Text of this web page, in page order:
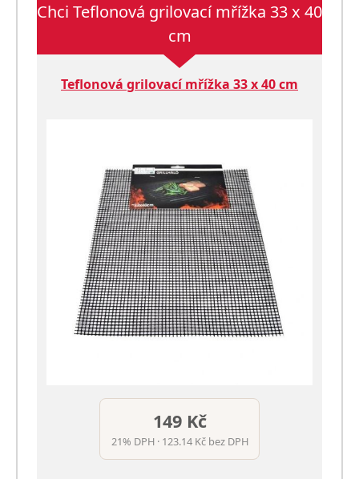
Chci Teflonová grilovací mřížka 33 x 40
cm
Teflonová grilovací mřížka 33 x 40 cm
149 Kč
21% DPH · 123.14 Kč bez DPH